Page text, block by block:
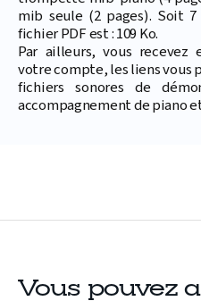
mib seule (2 pages). Soit
fichier PDF est : 109 Ko.
Par ailleurs, vous recevez
votre compte, les liens vous
fichiers sonores de
accompagnement de piano
Vous pouvez